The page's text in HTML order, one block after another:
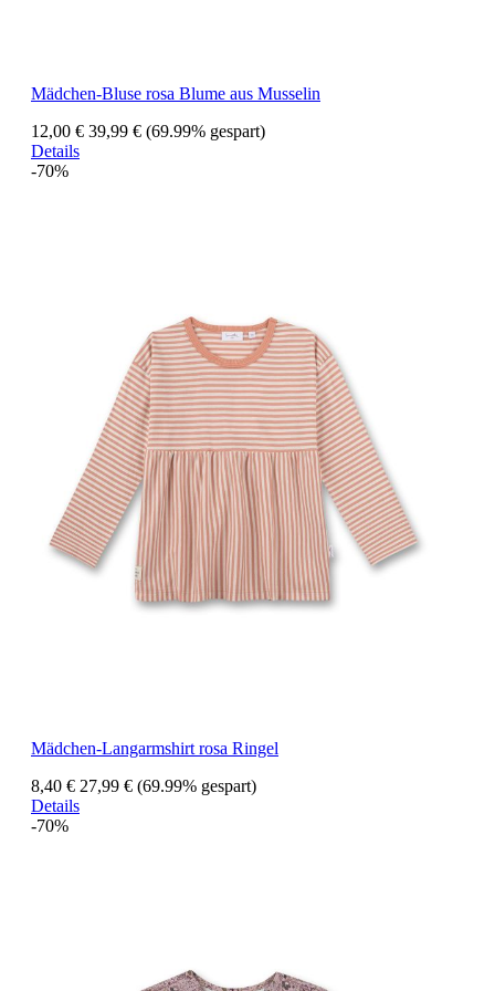
Mädchen-Bluse rosa Blume aus Musselin
12,00 € 39,99 € (69.99% gespart)
Details
-70%
Mädchen-Langarmshirt rosa Ringel
8,40 € 27,99 € (69.99% gespart)
Details
-70%